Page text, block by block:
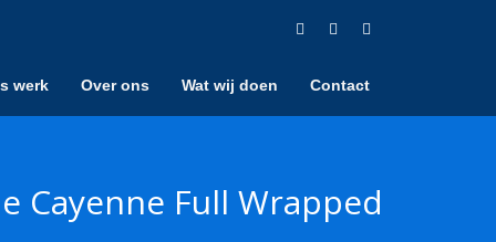
werk Over ons Wat wij doen Contact
Cayenne Full Wrapped